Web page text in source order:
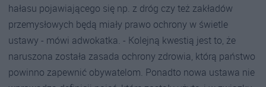
hałasu pojawiającego się np. z dróg czy też zakładów
przemysłowych będą miały prawo ochrony w świetle
ustawy - mówi adwokatka. - Kolejną kwestią jest to, że
naruszona została zasada ochrony zdrowia, którą państwo
powinno zapewnić obywatelom. Ponadto nowa ustawa nie